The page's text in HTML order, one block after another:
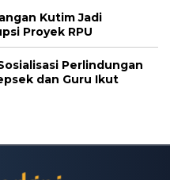
Kutim Jadi
Proyek RPU
Perlindungan
dan Guru Ikut